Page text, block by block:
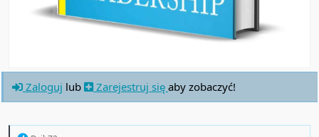
Zaloguj lub Zarejestruj się aby zobaczyć!